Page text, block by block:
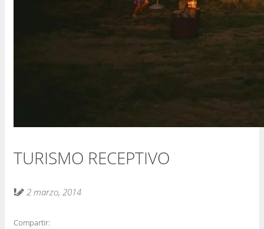
TURISMO RECEPTIVO
2 marzo, 2014
Compartir: